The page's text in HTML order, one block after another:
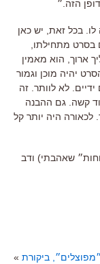
הזה.״
בכל זאת, יש כאן
בסרט מתחילתו,
ארוך, הוא מאמין
יהיה מוכן וגמור
לא לוותר. זה
קשה. גם ההבנה
היה יותר קל
שאהבתי) ודב
״מפוצלים״, ביקורת »